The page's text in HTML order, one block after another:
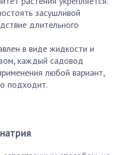
засушливой
длительного
в виде жидкости и
каждый садовод
любой вариант,
подходит.